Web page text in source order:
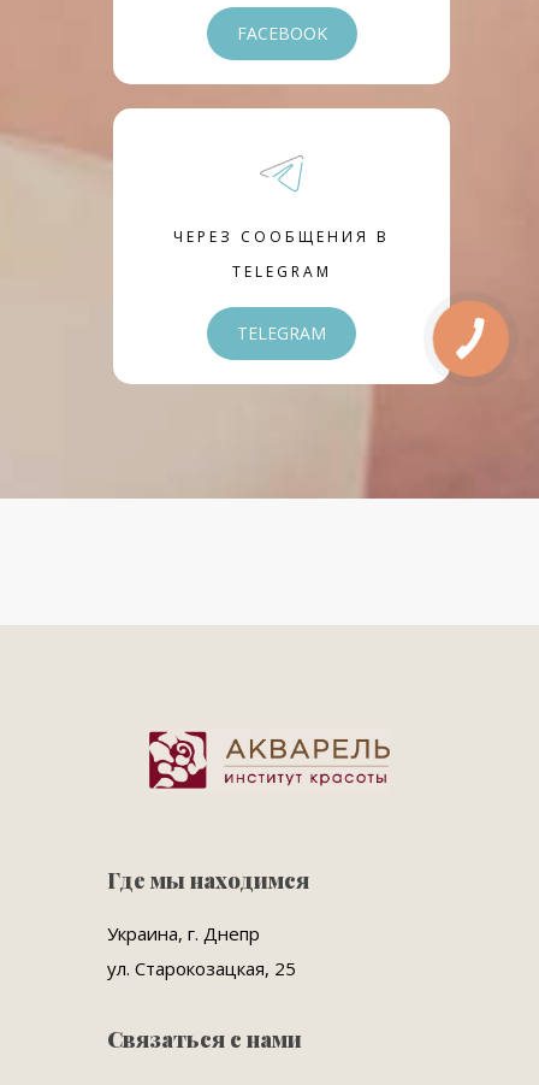
FACEBOOK
ЧЕРЕЗ СООБЩЕНИЯ В
TELEGRAM
TELEGRAM
Где мы находимся
Украина, г. Днепр
ул. Старокозацкая, 25
Связаться с нами